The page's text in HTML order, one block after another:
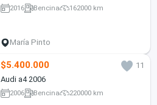
2016 Bencina 162000 km
María Pinto
$5.400.000
11
Audi a4 2006
2006 Bencina 220000 km